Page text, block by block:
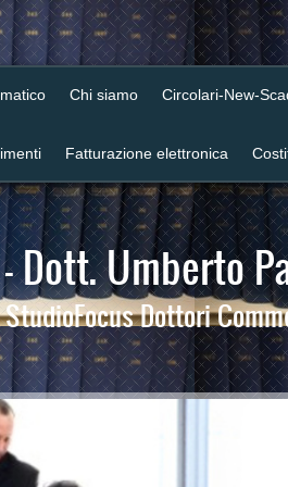
Chi siamo Circolari-New-
Fatturazione elettronica
- Dott. Umberto
StudioFocus Dottori